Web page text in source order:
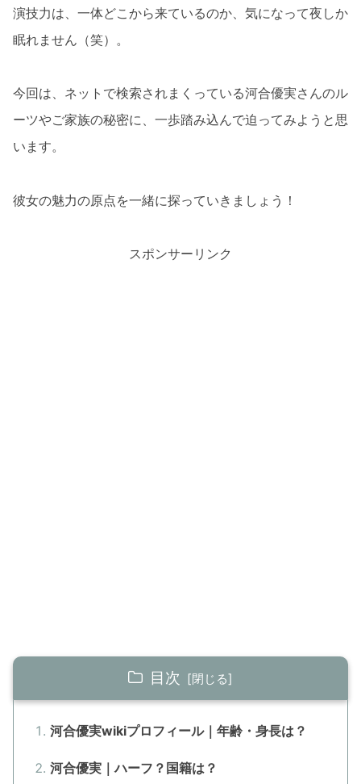
演技力は、一体どこから来ているのか、気になって夜しか
眠れません（笑）。
今回は、ネットで検索されまくっている河合優実さんのル
ーツやご家族の秘密に、一歩踏み込んで迫ってみようと思
います。
彼女の魅力の原点を一緒に探っていきましょう！
スポンサーリンク
目次
河合優実wikiプロフィール｜年齢・身長は？
河合優実｜ハーフ？国籍は？